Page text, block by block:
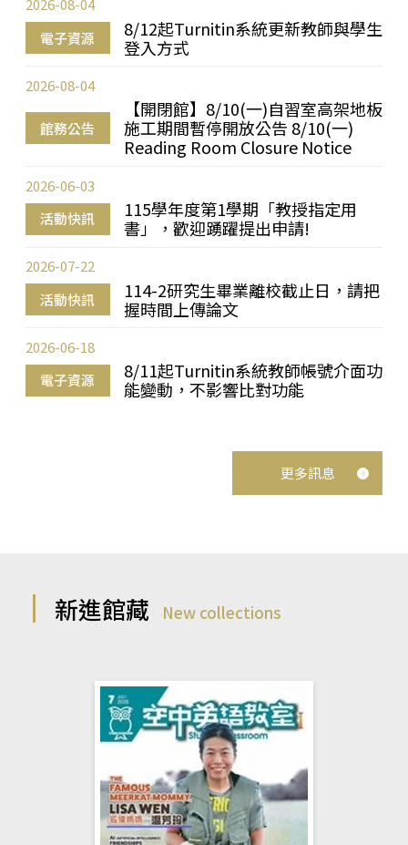
電子資源
8/12起Turnitin系統更新教師與學生
登入方式
2026-08-04
館務公告
【開閉館】8/10(一)自習室高架地板
施工期間暫停開放公告 8/10(一)
Reading Room Closure Notice
2026-08-04
活動快訊
115學年度第1學期「教授指定用
書」，歡迎踴躍提出申請!
2026-06-03
活動快訊
114-2研究生畢業離校截止日，請把
握時間上傳論文
2026-07-22
電子資源
8/11起Turnitin系統教師帳號介面功
能變動，不影響比對功能
2026-06-18
更多訊息
新進館藏 New collections